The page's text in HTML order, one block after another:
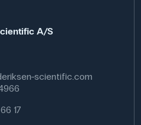
A/S
scientific.com
17